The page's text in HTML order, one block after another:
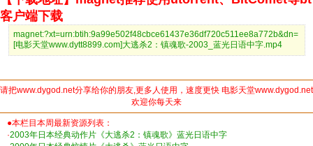
客户端下载
magnet:?xt=urn:btih:9a99e502f48cbce61437e36df720c511ee8a772b&dn=
[电影天堂www.dytt8899.com]大逃杀2：镇魂歌-2003_蓝光日语中字.mp4
请把www.dygod.net分享给你的朋友,更多人使用，速度更快 电影天堂www.dygod.net
欢迎你每天来
●本栏目本周最新资源列表：
·2003年日本经典动作片《大逃杀2：镇魂歌》蓝光日语中字